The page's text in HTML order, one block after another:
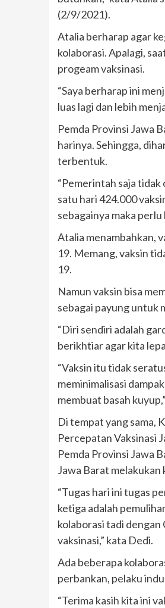
(2/9/2021).
Atalia berharap agar
kolaborasi. Apalagi,
progeam vaksinasi.
“Saya berharap ini
luas lagi dan lebih
Pemda Provinsi Jawa
harinya. Sehingga,
terbentuk.
“Pemerintah saja
satu hari 424.000
sebagainya maka
Atalia menambahkan,
19. Memang, vaksin
19.
Namun vaksin bisa
sebagai payung untuk
“Diri sendiri adalah
berikhtiar agar kita
“Vaksin itu tidak
meminimalisasi
membuat basah
Di tempat yang sama,
Percepatan Vaksinasi
Pemda Provinsi Jawa
Jawa Barat melakukan
“Tugas hari ini tugas
ketiga adalah
kolaborasi tadi
vaksinasi,” kata Dedi.
Ada beberapa
perbankan, pelaku
“Terima kasih kita ini